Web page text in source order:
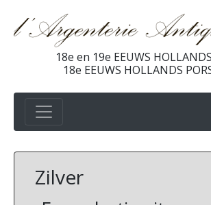
18e en 19e EEUWS
18e EEUWS HOLLANDS
Zilver